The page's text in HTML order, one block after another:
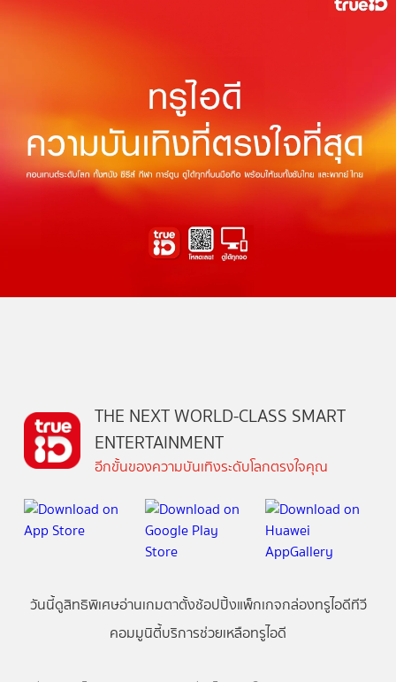
THE NEXT WORLD-CLASS SMART
ENTERTAINMENT
อีกขั้นของความบันเทิงระดับโลกตรงใจคุณ
วันนี้ดูสิทธิพิเศษอ่านเกมตาตั้งช้อปปิ้งแพ็กเกจกล่องทรูไอดีทีวี
คอมมูนิตี้บริการช่วยเหลือทรูไอดี